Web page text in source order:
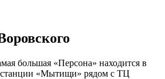
большая «Персона» находится в
«Мытищи» рядом с ТЦ